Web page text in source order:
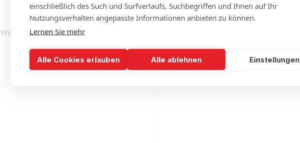
Windschutzscheibe Mercedes C-Klasse
€541
Auf Lager
einschließlich des Such und Surfverlaufs, Suchbegriffen und Ihnen auf Ihr
Nutzungsverhalten angepasste Informationen anbieten zu können.
Lernen Sie mehr
Alle Cookies erlauben Alle ablehnen Einstellungen